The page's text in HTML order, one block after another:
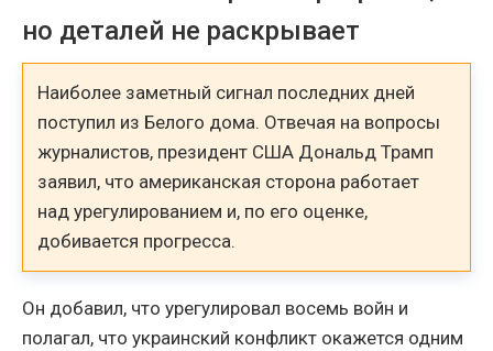
но деталей не раскрывает
Наиболее заметный сигнал последних дней
поступил из Белого дома. Отвечая на вопросы
журналистов, президент США Дональд Трамп
заявил, что американская сторона работает
над урегулированием и, по его оценке,
добивается прогресса.
Он добавил, что урегулировал восемь войн и
полагал, что украинский конфликт окажется одним